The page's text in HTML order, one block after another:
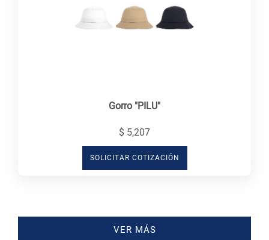
Gorro "PILU"
$ 5,207
SOLICITAR COTIZACIÓN
VER MÁS